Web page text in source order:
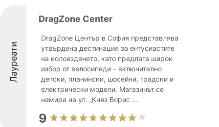
Лауреати
DragZone Center
DragZone Център в София представлява
утвърдена дестинация за ентусиастите
на колоезденето, като предлага широк
избор от велосипеди – включително
детски, планински, шосейни, градски и
електрически модели. Магазинът се
намира на ул. „Княз Борис ...
9